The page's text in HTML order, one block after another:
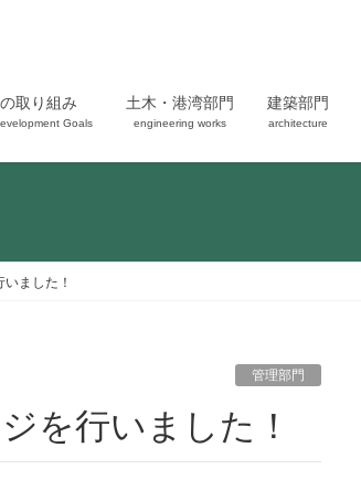
取り組み
Goals
土木・港湾部門
engineering works
建築部門
architecture
ました！
管理部門
を行いました！